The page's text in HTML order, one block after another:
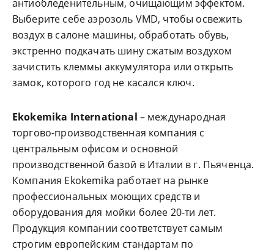
антиобледенительным, очищающим эффектом.
Выберите себе аэрозоль VMD, чтобы освежить
воздух в салоне машины, обработать обувь,
экстренно подкачать шину сжатым воздухом
зачистить клеммы аккумулятора или открыть
замок, которого год не касался ключ.
Ekokemika International – международная
торгово-производственная компания с
центральным офисом и основной
производственной базой в Италии в г. Пьяченца.
Компания Ekokemika работает на рынке
профессиональных моющих средств и
оборудования для мойки более 20-ти лет.
Продукция компании соответствует самым
строгим европейским стандартам по